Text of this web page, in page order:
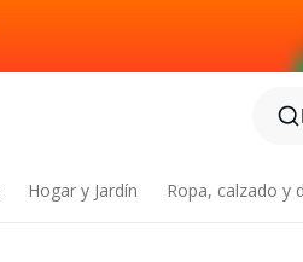
Hogar y Jardín Ropa, calzado y